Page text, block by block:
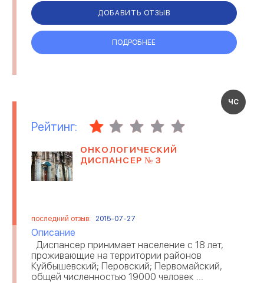
ДОБАВИТЬ ОТЗЫВ
ПОДРОБНЕЕ
ЧС
Рейтинг:
ОНКОЛОГИЧЕСКИЙ
ДИСПАНСЕР № 3
последний отзыв: 2015-07-27
Описание
Диспансер принимает население с 18 лет,
проживающие на территории районов
Куйбышевский; Перовский; Первомайский,
общей численностью 19000 человек ...